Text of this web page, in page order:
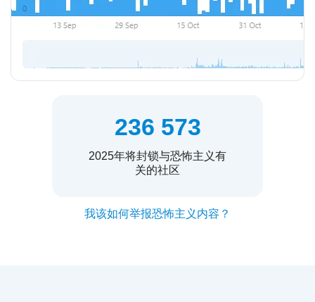
236 573
2025年将封锁与恐怖主义有
关的社区
我该如何举报恐怖主义内容？